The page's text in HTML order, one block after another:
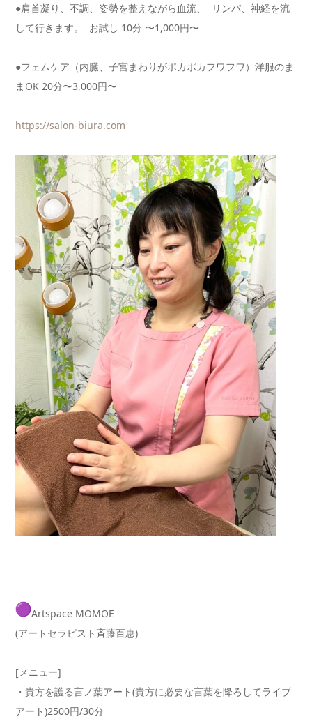
●肩首凝り、不調、姿勢を整えながら血流、 リンパ、神経を流
して行きます。 お試し 10分 〜1,000円〜
●フェムケア（内臓、子宮まわりがポカポカフワフワ）洋服のま
ま OK 20分〜3,000円〜
https://salon-biura.com
Artspace MOMOE
(アートセラピスト斉藤百恵)
[メニュー]
・貴方を護る言ノ葉アート(貴方に必要な言葉を降ろしてライブ
アート)2500円/30分